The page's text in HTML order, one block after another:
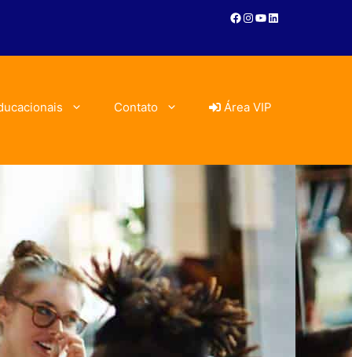
Contato Área VIP